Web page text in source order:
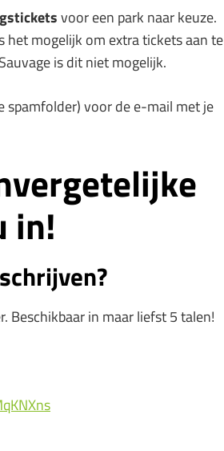
voor een park naar keuze.
het mogelijk om extra tickets aan te
is dit niet mogelijk.
spamfolder) voor de e-mail met je
in!
Beschikbaar in maar liefst 5 talen!